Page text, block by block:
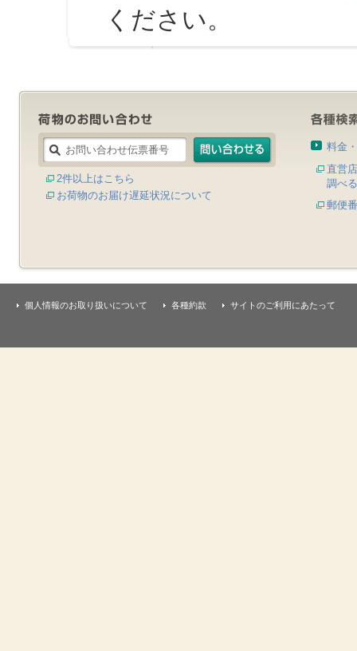
ください。
2件以上はこちら
お荷物のお届け遅延状況について
料金
直営
調べる
郵便
個人情報のお取り扱いについて 各種約款 サイトのご利用にあたって